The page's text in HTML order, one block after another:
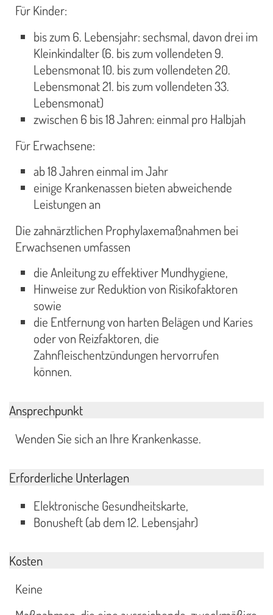
Für Kinder:
bis zum 6. Lebensjahr: sechsmal, davon drei im
Kleinkindalter (6. bis zum vollendeten 9.
Lebensmonat 10. bis zum vollendeten 20.
Lebensmonat 21. bis zum vollendeten 33.
Lebensmonat)
zwischen 6 bis 18 Jahren: einmal pro Halbjah
Für Erwachsene:
ab 18 Jahren einmal im Jahr
einige Krankenassen bieten abweichende
Leistungen an
Die zahnärztlichen Prophylaxemaßnahmen bei
Erwachsenen umfassen
die Anleitung zu effektiver Mundhygiene,
Hinweise zur Reduktion von Risikofaktoren
sowie
die Entfernung von harten Belägen und Karies
oder von Reizfaktoren, die
Zahnfleischentzündungen hervorrufen
können.
Ansprechpunkt
Wenden Sie sich an Ihre Krankenkasse.
Erforderliche Unterlagen
Elektronische Gesundheitskarte,
Bonusheft (ab dem 12. Lebensjahr)
Kosten
Keine